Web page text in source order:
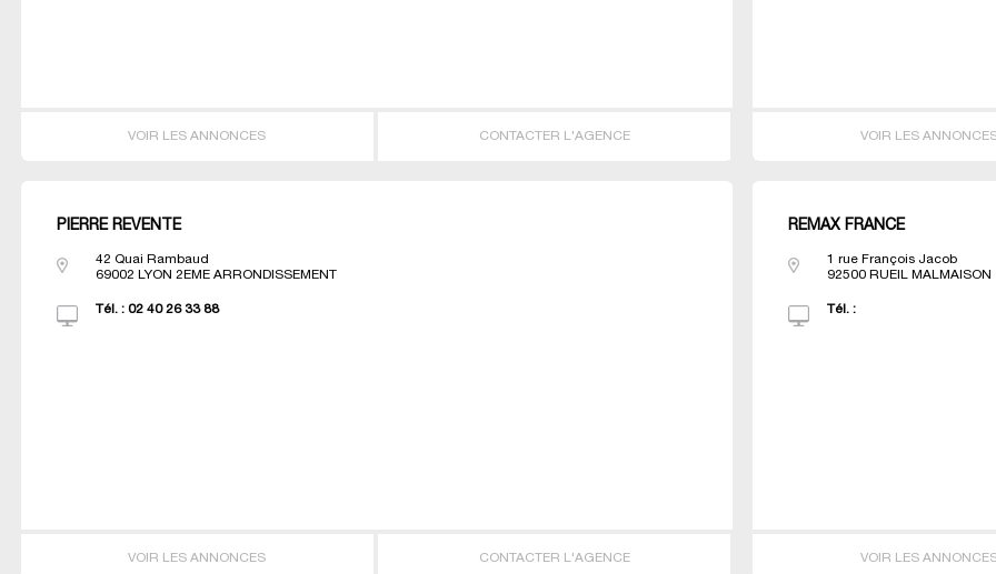
VOIR LES ANNONCES CONTACTER L'AGENCE VOIR LES
PIERRE REVENTE
42 Quai Rambaud
69002
LYON 2EME ARRONDISSEMENT
Tél. : 02 40 26 33 88
VOIR LES ANNONCES CONTACTER L'AGENCE
REMAX FRANCE
1 rue François Jacob
92500 RUEIL MALMAISON
Tél. :
VOIR LES